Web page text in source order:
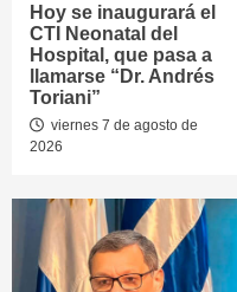
Hoy se inaugurará el
CTI Neonatal del
Hospital, que pasa a
llamarse “Dr. Andrés
Toriani”
viernes 7 de agosto de
2026